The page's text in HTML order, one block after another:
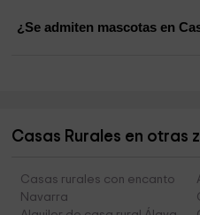
¿Se admiten mascotas en
Casas Rurales en otras
Casas rurales con encanto
Navarra